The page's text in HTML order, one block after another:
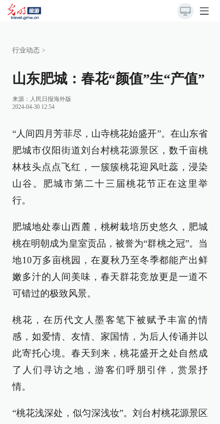
行业动态 >
山东肥城：春花“颜值”生“产值”
来源： 人民日报海外版
2024-04-30 12:54
“人间四月芳菲尽，山寺桃花始盛开”。在山东省
肥城市仪阳街道刘台村桃花源景区，数千亩桃
林枝头点点飞红，一簇簇桃花迎风吐蕊，浸染
山谷。肥城市第二十三届桃花节正在这里举
行。
肥城地处泰山西麓，桃树栽培历史悠久，肥城
桃在明朝成为皇室贡品，被誉为“群桃之冠”。当
地10万多亩桃园，在夏秋乃至冬季都能产出鲜
嫩多汁的人间美味，春天群花竞放更是一道不
可错过的极致风景。
桃花，在历代文人墨客笔下被赋予丰富的情
感，如爱情、友情、家国情，为后人传诵并以
此寄托心境。春天到来，桃花盛开之处自然成
了人们寻访之地，游客们呼朋引伴，赏景抒
情。
“桃花浅深处，似匀深浅妆”。刘台村桃花源景区